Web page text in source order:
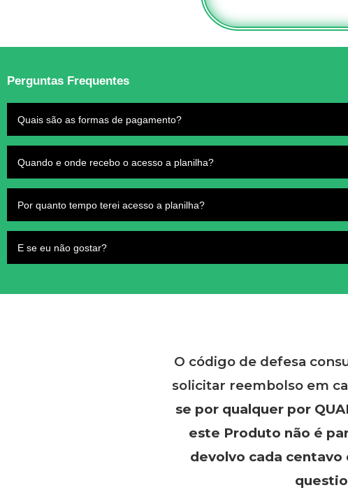
Perguntas Frequentes
Quais são as formas de pagamento?
Quando e onde recebo o acesso a planilha?
Por quanto tempo terei acesso a planilha?
E se eu não gostar?
O código de defesa
solicitar reembolso em
se por qualquer por
este Produto não é
devolvo cada